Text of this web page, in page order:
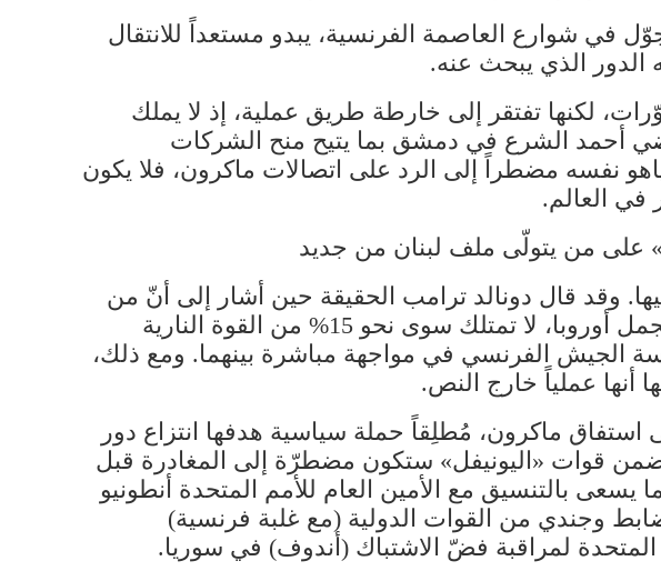
في شوارع العاصمة الفرنسية، يبدو مستعداً للانتقال
الدور الذي يبحث عنه.
لكنها تفتقر إلى خارطة طريق عملية، إذ لا يملك
أحمد الشرع في دمشق بما يتيح منح الشركات
نفسه مضطراً إلى الرد على اتصالات ماكرون، فلا يكون
في العالم.
على من يتولّى ملف لبنان من جديد
وقد قال دونالد ترامب الحقيقة حين أشار إلى أنّ من
يريد خوض حرب جدّية لا يمكنه الاتّكال على الجيش الفرنسي. فباريس، مع مجمل أوروبا، لا تمتلك سوى نحو 15% من القوة النارية
الجيش الفرنسي في مواجهة مباشرة بينهما. ومع ذلك،
أنها عملياً خارج النص.
استفاق ماكرون، مُطلِقاً حملة سياسية هدفها انتزاع دور
ضمن قوات «اليونيفل» ستكون مضطرّة إلى المغادرة قبل
يسعى بالتنسيق مع الأمين العام للأمم المتحدة أنطونيو
للوصول إلى صيغة وسط، تُبقي على قوة محدودة قوامها نحو 500 ضابط وجندي من القوات الدولية (مع غلبة فرنسية)
لمراقبة فضّ الاشتباك (أندوف) في سوريا.